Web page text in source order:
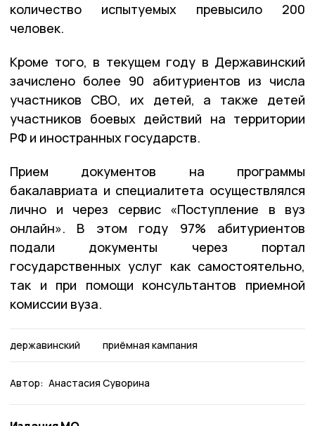
количество испытуемых превысило 200
человек.
Кроме того, в текущем году в Державинский
зачислено более 90 абитуриентов из числа
участников СВО, их детей, а также детей
участников боевых действий на территории
РФ и иностранных государств.
Прием документов на программы
бакалавриата и специалитета осуществлялся
лично и через сервис «Поступление в вуз
онлайн». В этом году 97% абитуриентов
подали документы через портал
государственных услуг как самостоятельно,
так и при помощи консультантов приемной
комиссии вуза.
державинский приёмная кампания
Автор: Анастасия Суворина